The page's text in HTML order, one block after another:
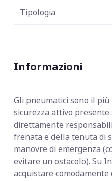
Tipologia
Informazioni
Gli pneumatici sono il
sicurezza attivo
direttamente
frenata e della tenuta di
manovre di emergenza
evitare un ostacolo). Su
acquistare comodamente